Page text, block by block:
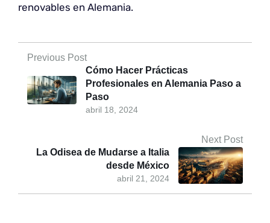
renovables en Alemania.
Previous Post
abril 18, 2024
Cómo Hacer Prácticas
Profesionales en Alemania Paso a
Paso
Next Post
abril 21, 2024
La Odisea de Mudarse a Italia
desde México